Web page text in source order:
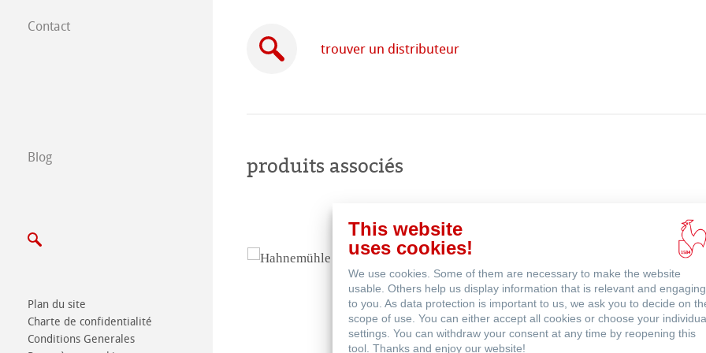
Contact
Filiales dans le monde
Certified Studios
Blog
Plan du site
Charte de confidentialité
Conditions Generales
trouver un distributeur
produits associés
This website
uses cookies!
We use cookies. Some of them are necessary to make the website
usable. Others help us display information that is relevant and engaging
to you. As data protection is important to us, we ask you to decide on
scope of use. You can either accept all cookies or choose your
settings. You can withdraw your consent at any time by reopening this
tool. Thanks and enjoy our website!